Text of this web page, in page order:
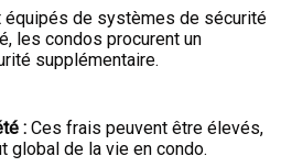
équipés de systèmes de sécurité
les condos procurent un
supplémentaire.
: Ces frais peuvent être élevés,
global de la vie en condo.